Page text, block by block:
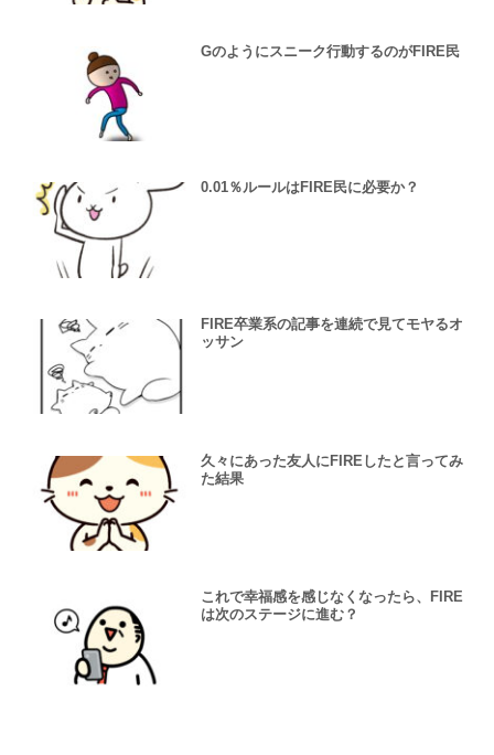
Gのようにスニーク行動するのがFIRE民
0.01％ルールはFIRE民に必要か？
FIRE卒業系の記事を連続で見てモヤるオ
ッサン
久々にあった友人にFIREしたと言ってみ
た結果
これで幸福感を感じなくなったら、FIRE
は次のステージに進む？